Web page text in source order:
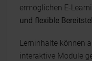
ermöglichen E-
und flexible
Lerninhalte können
interaktive Module